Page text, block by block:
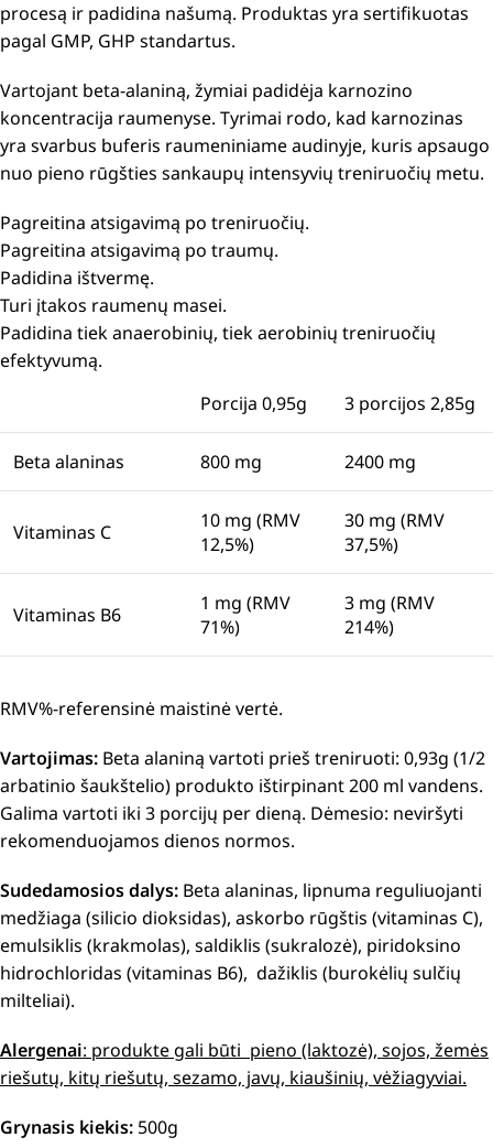
procesą ir padidina našumą. Produktas yra sertifikuotas
pagal GMP, GHP standartus.
Vartojant beta-alaniną, žymiai padidėja karnozino
koncentracija raumenyse. Tyrimai rodo, kad karnozinas
yra svarbus buferis raumeniniame audinyje, kuris apsaugo
nuo pieno rūgšties sankaupų intensyvių treniruočių metu.
Pagreitina atsigavimą po treniruočių.
Pagreitina atsigavimą po traumų.
Padidina ištvermę.
Turi įtakos raumenų masei.
Padidina tiek anaerobinių, tiek aerobinių treniruočių
efektyvumą.
Porcija 0,95g
3 porcijos 2,85g
Beta alaninas 800 mg 2400 mg
Vitaminas C
10 mg (RMV
12,5%)
30 mg (RMV
37,5%)
Vitaminas B6
1 mg (RMV
71%)
3 mg (RMV
214%)
RMV%-referensinė maistinė vertė.
Vartojimas: Beta alaniną vartoti prieš treniruoti: 0,93g (1/2
arbatinio šaukštelio) produkto ištirpinant 200 ml vandens.
Galima vartoti iki 3 porcijų per dieną. Dėmesio: neviršyti
rekomenduojamos dienos normos.
Sudedamosios dalys: Beta alaninas, lipnuma reguliuojanti
medžiaga (silicio dioksidas), askorbo rūgštis (vitaminas C),
emulsiklis (krakmolas), saldiklis (sukralozė), piridoksino
hidrochloridas (vitaminas B6), dažiklis (burokėlių sulčių
milteliai).
Alergenai: produkte gali būti pieno (laktozė), sojos, žemės
riešutų, kitų riešutų, sezamo, javų, kiaušinių, vėžiagyviai.
Grynasis kiekis: 500g